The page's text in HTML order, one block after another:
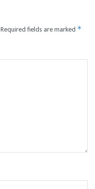
Required fields are marked *